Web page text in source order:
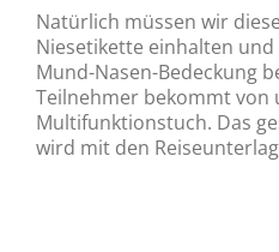
Natürlich müssen wir
Niesetikette einhalten
Mund-Nasen-Bedeckung
Teilnehmer bekommt von
Multifunktionstuch. Das
wird mit den